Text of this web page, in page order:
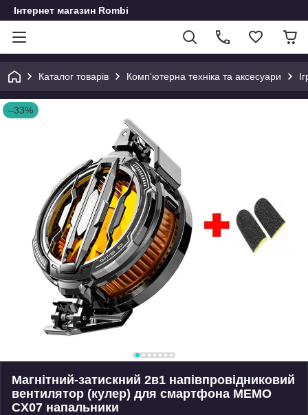
Інтернет магазин Rombi
Каталог товарів Комп'ютерна техніка та аксесуари
–33%
Магнітний-затискний 2в1 напівпровідниковий
вентилятор (кулер) для смартфона MEMO
CX07 напальники